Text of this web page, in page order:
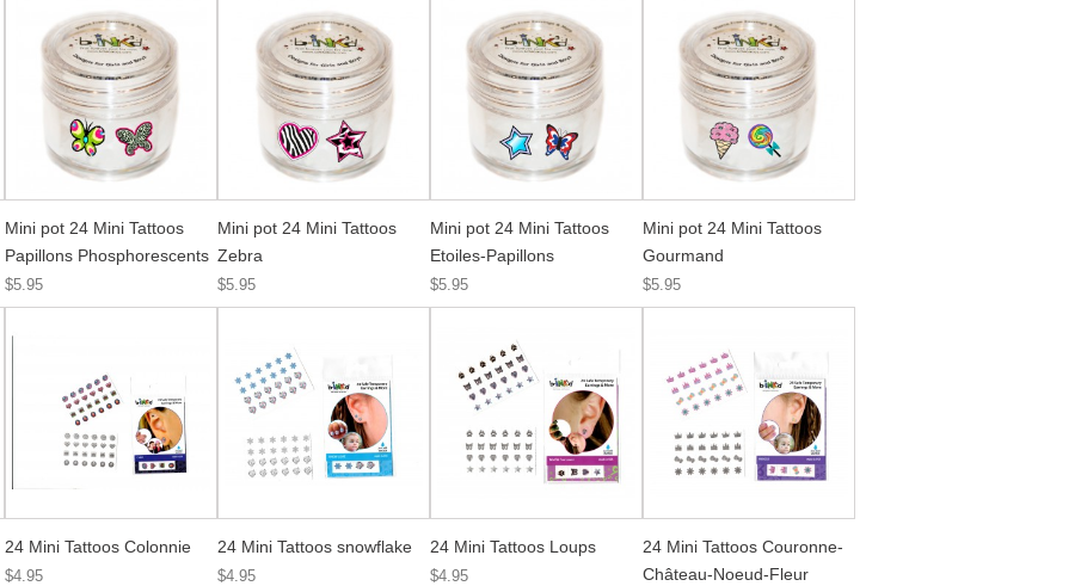
Mini pot 24 Mini Tattoos
Papillons Phosphorescents
$5.95
Mini pot 24 Mini Tattoos
Zebra
$5.95
Mini pot 24 Mini Tattoos
Etoiles-Papillons
$5.95
Mini pot 24 Mini Tattoos
Gourmand
$5.95
24 Mini Tattoos Colonnie
$4.95
24 Mini Tattoos snowflake
$4.95
24 Mini Tattoos Loups
$4.95
24 Mini Tattoos Couronne-
Château-Noeud-Fleur